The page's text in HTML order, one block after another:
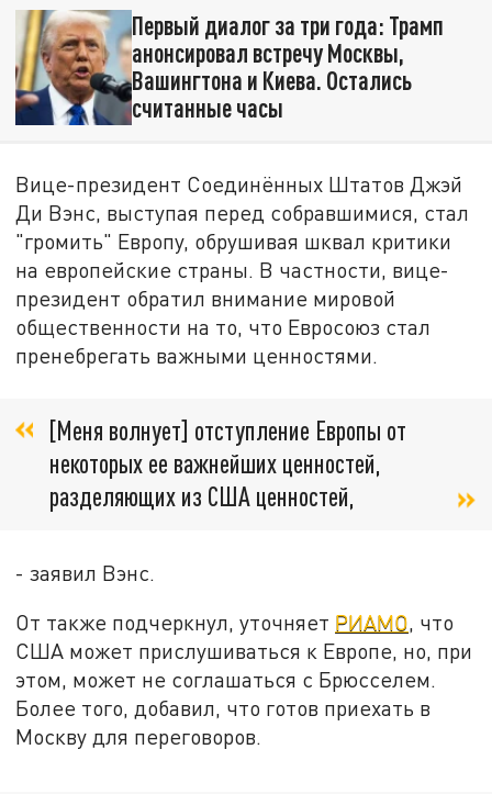
Первый диалог за три года: Трамп
анонсировал встречу Москвы,
Вашингтона и Киева. Остались
считанные часы
Вице-президент Соединённых Штатов Джэй
Ди Вэнс, выступая перед собравшимися, стал
"громить" Европу, обрушивая шквал критики
на европейские страны. В частности, вице-
президент обратил внимание мировой
общественности на то, что Евросоюз стал
пренебрегать важными ценностями.
[Меня волнует] отступление Европы от
некоторых ее важнейших ценностей,
разделяющих из США ценностей,
- заявил Вэнс.
От также подчеркнул, уточняет РИАМО, что
США может прислушиваться к Европе, но, при
этом, может не соглашаться с Брюсселем.
Более того, добавил, что готов приехать в
Москву для переговоров.